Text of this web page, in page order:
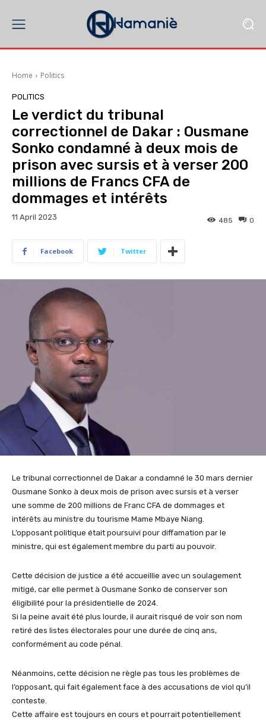
Home Politics
POLITICS
Le verdict du tribunal
correctionnel de Dakar : Ousmane
Sonko condamné à deux mois de
prison avec sursis et à verser 200
millions de Francs CFA de
dommages et intérêts
11 April 2023 0
485
Facebook Twitter
Le tribunal correctionnel de Dakar a condamné le 30 mars dernier
Ousmane Sonko à deux mois de prison avec sursis et à verser
une somme de 200 millions de Franc CFA de dommages et
intérêts au ministre du tourisme Mame Mbaye Niang.
L’opposant politique était poursuivi pour diffamation par le
ministre, qui est également membre du parti au pouvoir.
Cette décision de justice a été accueillie avec un soulagement
mitigé, car elle permet à Ousmane Sonko de conserver son
éligibilité pour la présidentielle de 2024.
Si la peine avait été plus lourde, il aurait risqué de voir son nom
retiré des listes électorales pour une durée de cinq ans,
conformément au code pénal.
Néanmoins, cette décision ne règle pas tous les problèmes de
l’opposant, qui fait également face à des accusations de viol qu’il
conteste.
Cette affaire est toujours en cours et pourrait potentiellement